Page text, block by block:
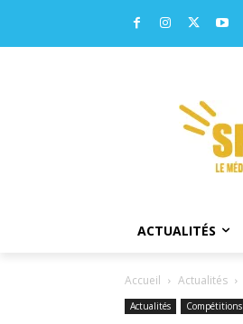
ACTUALITÉS
Accueil Actualités
Actualités Compétitions